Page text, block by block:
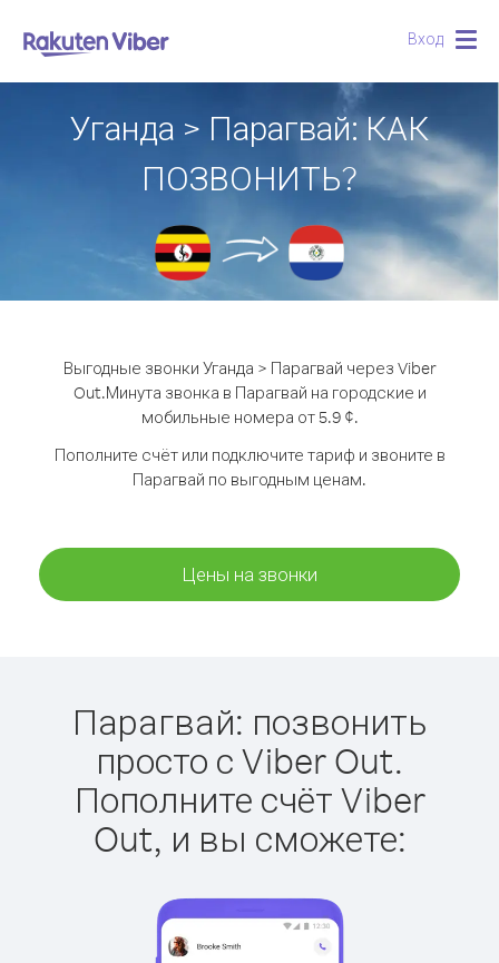
Вход
Уганда > Парагвай: КАК
ПОЗВОНИТЬ?
Выгодные звонки Уганда > Парагвай через Viber
Out.Минута звонка в Парагвай на городские и
мобильные номера от 5.9 ¢.
Пополните счёт или подключите тариф и звоните в
Парагвай по выгодным ценам.
Цены на звонки
Парагвай: позвонить
просто с Viber Out.
Пополните счёт Viber
Out, и вы сможете: